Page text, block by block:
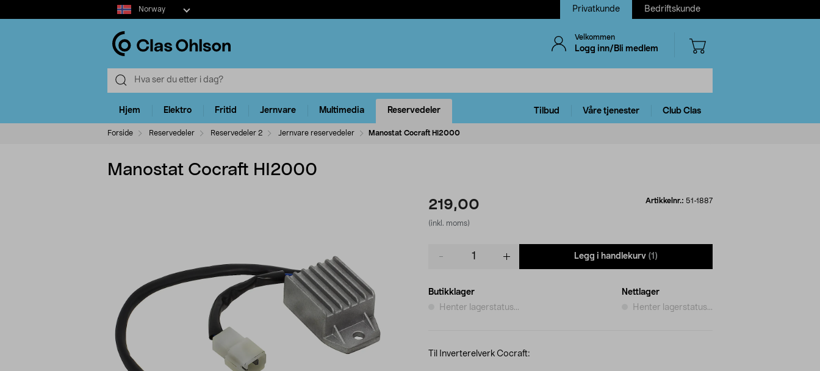
Select
market
Norway Privatkunde Bedriftskunde
Velkommen
Logg inn/Bli medlem
Hjem Elektro Fritid Jernvare Multimedia Reservedeler Tilbud Våre tjenester Club Clas
Forside Reservedeler Reservedeler 2 Jernvare reservedeler Manostat Cocraft HI2000
Manostat Cocraft HI2000
219,00
(inkl. moms)
Artikkelnr.: 51-1887
Legg i handlekurv (1)
Butikklager
Henter lagerstatus...
Nettlager
Henter lagerstatus...
Til Inverterelverk Cocraft: